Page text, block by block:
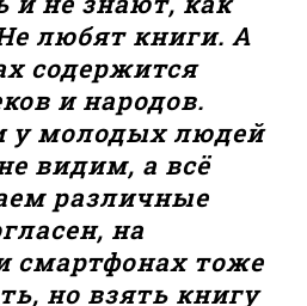
любят книги. А
содержится
и народов.
у молодых людей
видим, а всё
различные
на
смартфонах тоже
но взять книгу